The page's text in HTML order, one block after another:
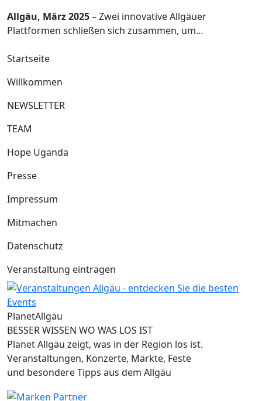
Allgäu, März 2025– Zwei innovative Allgäuer
Plattformen schließen sich zusammen, um…
Startseite
Willkommen
NEWSLETTER
TEAM
Hope Uganda
Presse
Impressum
Mitmachen
Datenschutz
Veranstaltung eintragen
PlanetAllgäu
BESSER WISSEN WO WAS LOS IST
Planet Allgäu zeigt, was in der Region los ist.
Veranstaltungen, Konzerte, Märkte, Feste
und besondere Tipps aus dem Allgäu